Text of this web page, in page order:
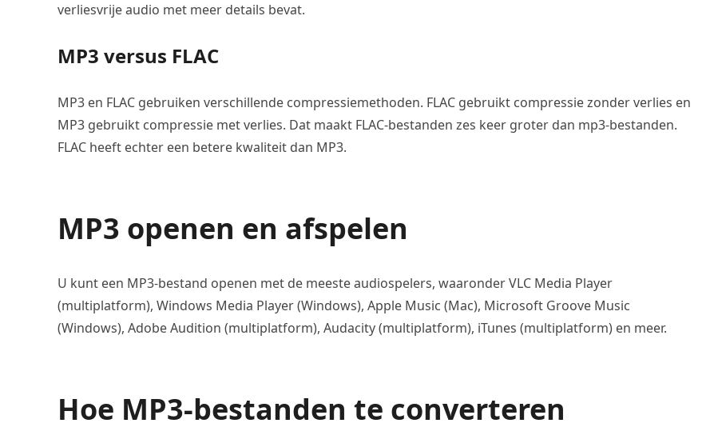
verliesvrije audio met meer details bevat.
MP3 versus FLAC
MP3 en FLAC gebruiken verschillende compressiemethoden. FLAC gebruikt compressie zonder verlies en
MP3 gebruikt compressie met verlies. Dat maakt FLAC-bestanden zes keer groter dan mp3-bestanden.
FLAC heeft echter een betere kwaliteit dan MP3.
MP3 openen en afspelen
U kunt een MP3-bestand openen met de meeste audiospelers, waaronder VLC Media Player
(multiplatform), Windows Media Player (Windows), Apple Music (Mac), Microsoft Groove Music
(Windows), Adobe Audition (multiplatform), Audacity (multiplatform), iTunes (multiplatform) en meer.
Hoe MP3-bestanden te converteren